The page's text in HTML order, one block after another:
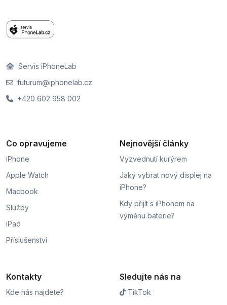
Servis iPhoneLab
futurum@iphonelab.cz
+420 602 958 002
Co opravujeme
iPhone
Apple Watch
Macbook
Služby
iPad
Příslušenství
Nejnovější články
Vyzvednutí kurýrem
Jaký vybrat nový displej na
iPhone?
Kdy přijít s iPhonem na
výměnu baterie?
Kontakty
Kde nás najdete?
Sledujte nás na
TikTok